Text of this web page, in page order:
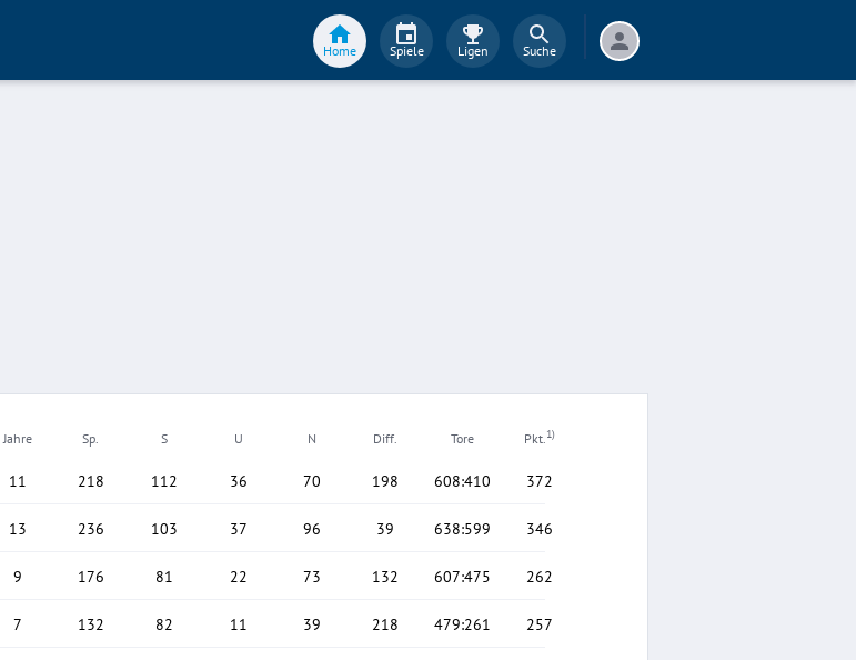
Home Spiele Ligen Suche
Jahre Sp. S U N Diff. Tore Pkt.1)
11 218 112 36 70 198 608:410 372
13 236 103 37 96 39 638:599 346
9 176 81 22 73 132 607:475 262
7 132 82 11 39 218 479:261 257